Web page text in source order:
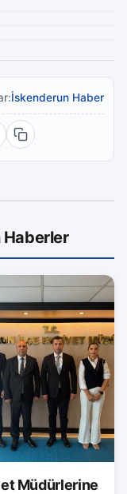
İskenderun Haber
Haberler
Müdürlerine